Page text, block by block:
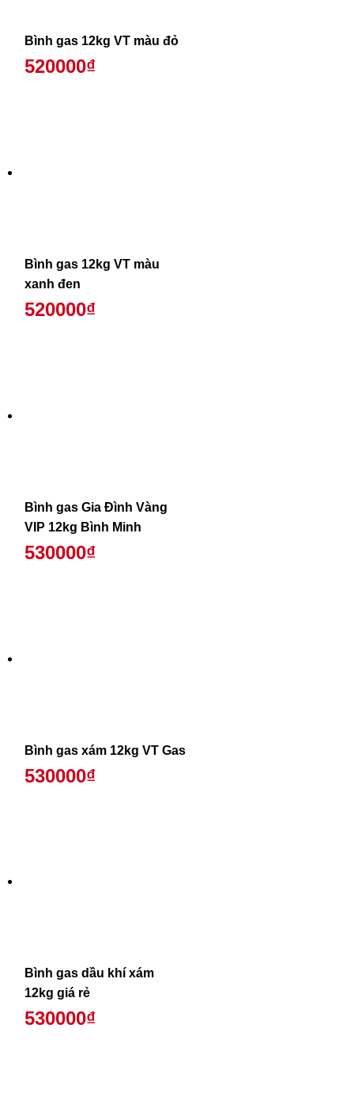
Bình gas 12kg VT màu đỏ
520000₫
Bình gas 12kg VT màu
xanh đen
520000₫
Bình gas Gia Đình Vàng
VIP 12kg Bình Minh
530000₫
Bình gas xám 12kg VT Gas
530000₫
Bình gas dầu khí xám
12kg giá rẻ
530000₫